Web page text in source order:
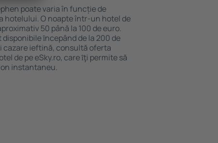
poate varia în funcție de
hotelului. O noapte într-un hotel de
50 până la 100 de euro.
ȋncepând de la 200 de
cazare ieftină, consultă oferta
de pe eSky.ro, care ȋţi permite să
instantaneu.